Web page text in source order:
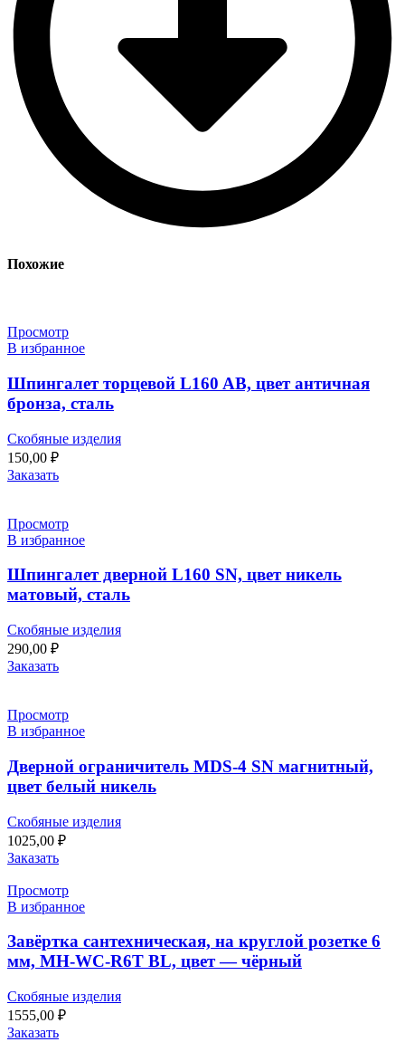
Похожие
Просмотр
В избранное
Шпингалет торцевой L160 AB, цвет античная
бронза, сталь
Скобяные изделия
150,00 ₽
Заказать
Просмотр
В избранное
Шпингалет дверной L160 SN, цвет никель
матовый, сталь
Скобяные изделия
290,00 ₽
Заказать
Просмотр
В избранное
Дверной ограничитель MDS-4 SN магнитный,
цвет белый никель
Скобяные изделия
1025,00 ₽
Заказать
Просмотр
В избранное
Завёртка сантехническая, на круглой розетке 6
мм, MH-WC-R6T BL, цвет — чёрный
Скобяные изделия
1555,00 ₽
Заказать